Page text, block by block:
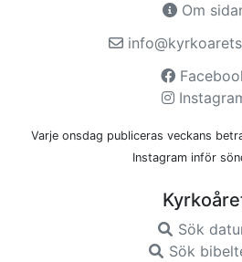
Om
Varje onsdag publiceras veckans
Instagram inför
Sök
Sök